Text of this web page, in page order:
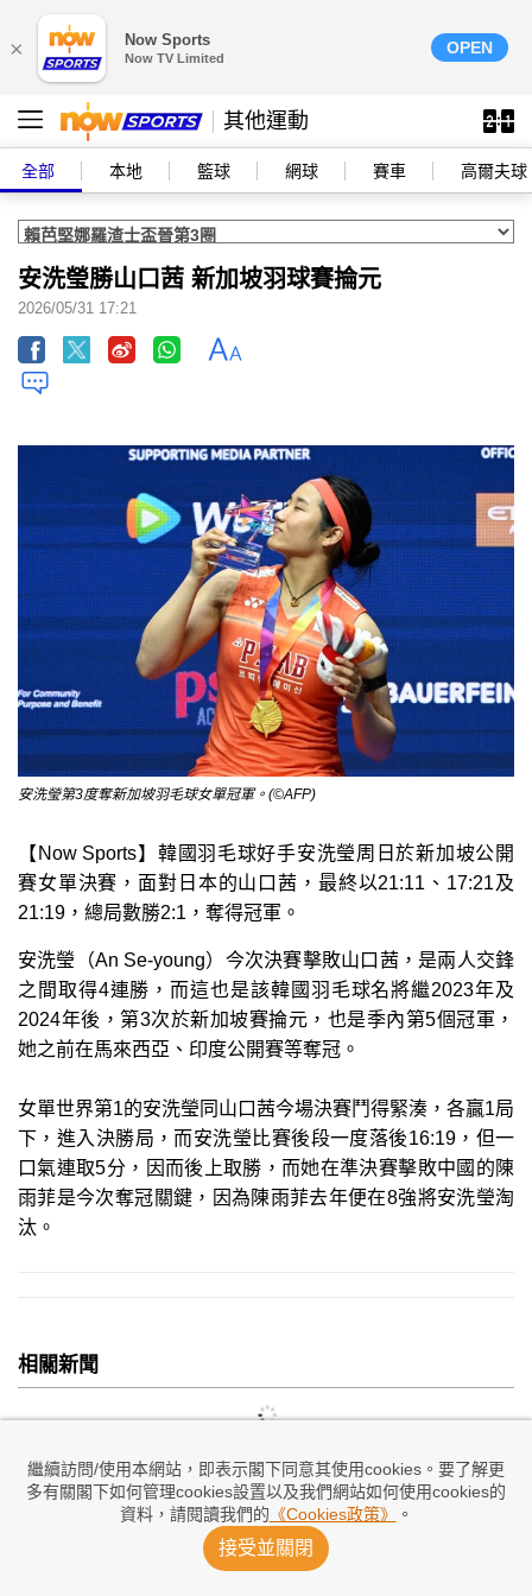
× Now Sports
Now TV Limited
OPEN
其他運動
繼續訪問/使用本網站，即表示閣下同意其使用cookies。要了解更
多有關閣下如何管理cookies設置以及我們網站如何使用cookies的
資料，請閱讀我們的 《Cookies政策》 。
接受並關閉
全部 本地 籃球 網球 賽車 高爾夫球
安洗瑩勝山口茜 新加坡羽球賽掄元
2026/05/31 17:21
安洗瑩第3度奪新加坡羽毛球女單冠軍。(©AFP)
【Now Sports】韓國羽毛球好手安洗瑩周日於新加坡公開
賽女單決賽，面對日本的山口茜，最終以21:11、17:21及
21:19，總局數勝2:1，奪得冠軍。
安洗瑩（An Se-young）今次決賽擊敗山口茜，是兩人交鋒
之間取得4連勝，而這也是該韓國羽毛球名將繼2023年及
2024年後，第3次於新加坡賽掄元，也是季內第5個冠軍，
她之前在馬來西亞、印度公開賽等奪冠。
女單世界第1的安洗瑩同山口茜今場決賽鬥得緊湊，各贏1局
下，進入決勝局，而安洗瑩比賽後段一度落後16:19，但一
口氣連取5分，因而後上取勝，而她在準決賽擊敗中國的陳
雨菲是今次奪冠關鍵，因為陳雨菲去年便在8強將安洗瑩淘
汰。
相關新聞